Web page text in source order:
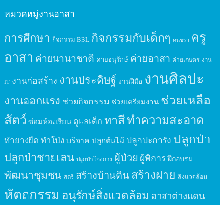
หมวดหมู่งานอาสา
การศึกษา กิจกรรม BBL กิจกรรมกับเด็กๆ คนชรา ครู
อาสา ค่ายนานาชาติ ค่ายอนุรักษ์ ค่ายอาสา ค่ายเกษตร งาน
IT งานก่อสร้าง งานประดิษฐ์ งานฝีมือ งานศิลปะ
งานออกแรง ช่วยกิจกรรม ช่วยเตรียมงาน ช่วยเหลือ
สัตว์ ซ่อมห้องเรียน ดูแลเด็ก ทาสีทำความสะอาด
ทำยางยืด ทำโป่ง บริจาค ปลูกต้นไม้ ปลูกปะการัง ปลูกป่า
ปลูกป่าชายเลน ปลูกป่าโกงกาง ผู้ป่วย ผู้พิการ ฝึกอบรม
พัฒนาชุมชน สตรี สร้างบ้านดินสร้างฝาย สิ่งแวดล้อม
หัตถกรรม อนุรักษ์สิ่งแวดล้อม อาสาต่างแดน